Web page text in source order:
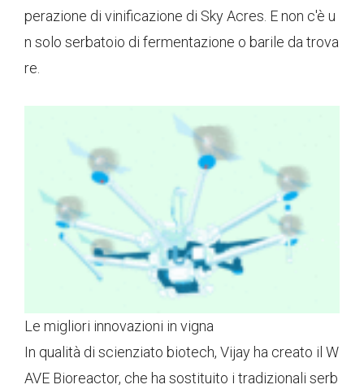
perazione di vinificazione di Sky Acres. E non c'è u
n solo serbatoio di fermentazione o barile da trova
re.
Le migliori innovazioni in vigna
In qualità di scienziato biotech, Vijay ha creato il W
AVE Bioreactor, che ha sostituito i tradizionali serb